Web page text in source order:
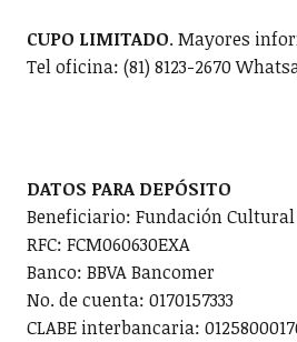
CUPO LIMITADO. Mayores
Tel oficina: (81) 8123-2670
DATOS PARA DEPÓSITO
Beneficiario: Fundación
RFC: FCM060630EXA
Banco: BBVA Bancomer
No. de cuenta: 0170157333
CLABE interbancaria: